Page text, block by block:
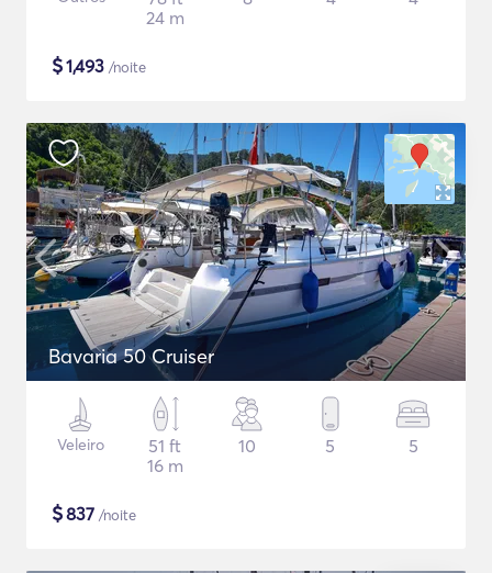
24 m
$1,493 /noite
Bavaria 50 Cruiser
Veleiro
51 ft
16 m
10 5 5
$837 /noite